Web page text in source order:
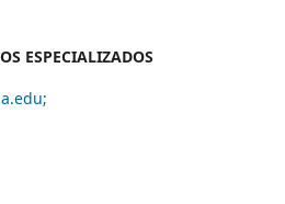
ESPECIALIZADOS